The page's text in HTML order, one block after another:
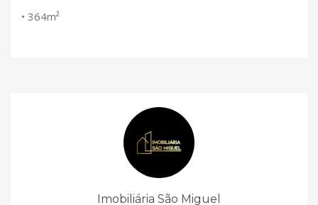
• 364m²
Imobiliária São Miguel